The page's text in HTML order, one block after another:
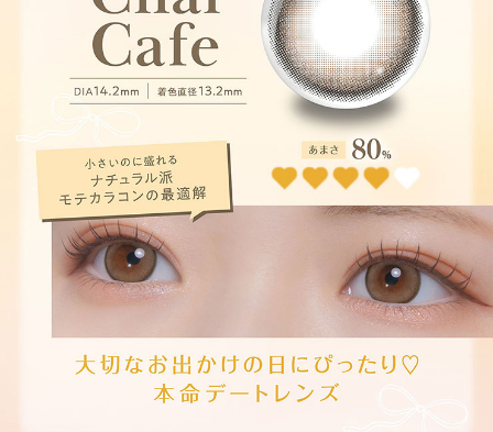
ダークブラウンにぼかしを入れた上品な大人盛れレンズ。瞳を大きくやわら
かい印象に。
カプチーノ【Cappuccino】
白目に溶け込むベージュブラウンと、優しい瞳を演出するふわふわデザイン
を採用したナチュラルレンズ。
エスプレッソ【Espresso】
日本人の裸眼に近いダークブラウンと白目を活かすデザインを採用し、自然
に瞳を大きく魅せるナチュラルレンズ。
シャイニーブラウン【Shiny Brown】
瞳に馴染むディープブラウンとしっかりフチデザインで瞳を大きく演出する
シアーブラック【Sheer Black】